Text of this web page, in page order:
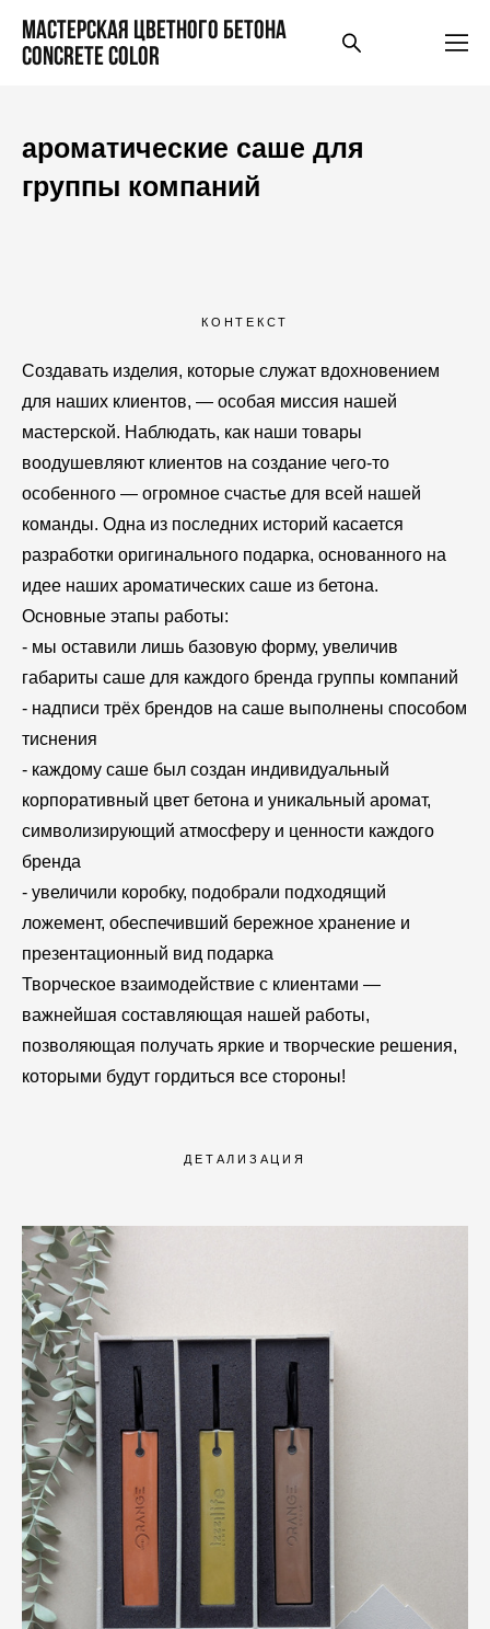
Мастерская цветного бетона
Concrete Color
ароматические саше для
группы компаний
КОНТЕКСТ
Создавать изделия, которые служат вдохновением
для наших клиентов, — особая миссия нашей
мастерской. Наблюдать, как наши товары
воодушевляют клиентов на создание чего-то
особенного — огромное счастье для всей нашей
команды. Одна из последних историй касается
разработки оригинального подарка, основанного на
идее наших ароматических саше из бетона.
Основные этапы работы:
- мы оставили лишь базовую форму, увеличив
габариты саше для каждого бренда группы компаний
- надписи трёх брендов на саше выполнены способом
тиснения
- каждому саше был создан индивидуальный
корпоративный цвет бетона и уникальный аромат,
символизирующий атмосферу и ценности каждого
бренда
- увеличили коробку, подобрали подходящий
ложемент, обеспечивший бережное хранение и
презентационный вид подарка
Творческое взаимодействие с клиентами —
важнейшая составляющая нашей работы,
позволяющая получать яркие и творческие решения,
которыми будут гордиться все стороны!
ДЕТАЛИЗАЦИЯ